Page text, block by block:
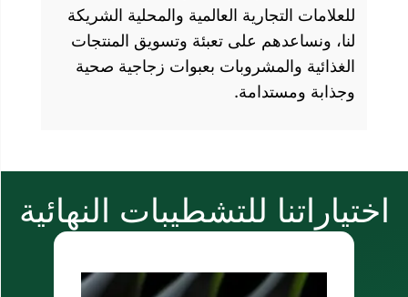
العالمية والمحلية الشريكة
تعبئة وتسويق المنتجات
بعبوات زجاجية صحية
النهائية